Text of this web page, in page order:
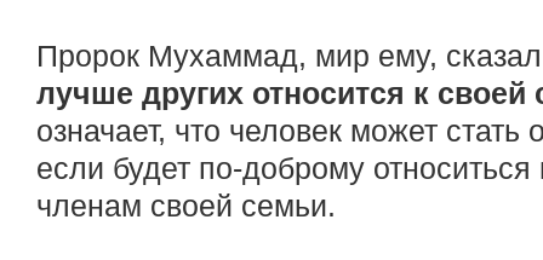
Пророк Мухаммад, мир ему,
лучше других относится к своей
означает, что человек может
если будет по-доброму
членам своей семьи.